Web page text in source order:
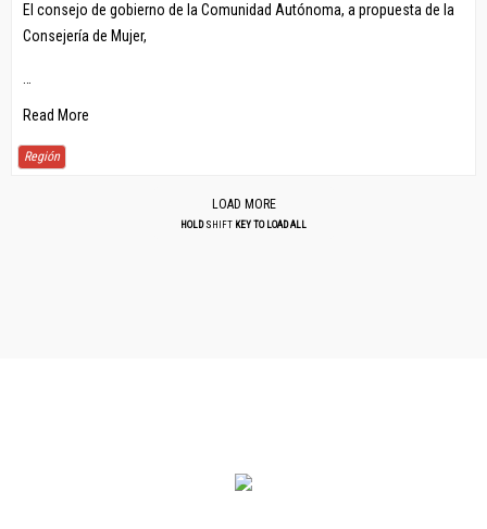
El consejo de gobierno de la Comunidad Autónoma, a propuesta de la
Consejería de Mujer,
…
Read More
Región
LOAD MORE
HOLD SHIFT KEY TO LOAD ALL